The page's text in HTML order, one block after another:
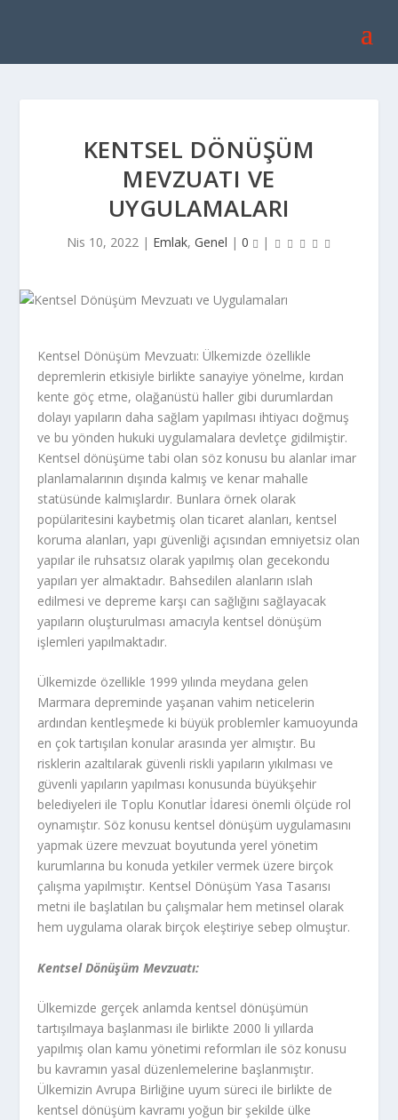
KENTSEL DÖNÜŞÜM
MEVZUATI VE
UYGULAMALARI
Nis 10, 2022 | Emlak, Genel | 0 |
Kentsel Dönüşüm Mevzuatı: Ülkemizde özellikle
depremlerin etkisiyle birlikte sanayiye yönelme, kırdan
kente göç etme, olağanüstü haller gibi durumlardan
dolayı yapıların daha sağlam yapılması ihtiyacı doğmuş
ve bu yönden hukuki uygulamalara devletçe gidilmiştir.
Kentsel dönüşüme tabi olan söz konusu bu alanlar imar
planlamalarının dışında kalmış ve kenar mahalle
statüsünde kalmışlardır. Bunlara örnek olarak
popülaritesini kaybetmiş olan ticaret alanları, kentsel
koruma alanları, yapı güvenliği açısından emniyetsiz olan
yapılar ile ruhsatsız olarak yapılmış olan gecekondu
yapıları yer almaktadır. Bahsedilen alanların ıslah
edilmesi ve depreme karşı can sağlığını sağlayacak
yapıların oluşturulması amacıyla kentsel dönüşüm
işlemleri yapılmaktadır.
Ülkemizde özellikle 1999 yılında meydana gelen
Marmara depreminde yaşanan vahim neticelerin
ardından kentleşmede ki büyük problemler kamuoyunda
en çok tartışılan konular arasında yer almıştır. Bu
risklerin azaltılarak güvenli riskli yapıların yıkılması ve
güvenli yapıların yapılması konusunda büyükşehir
belediyeleri ile Toplu Konutlar İdaresi önemli ölçüde rol
oynamıştır. Söz konusu kentsel dönüşüm uygulamasını
yapmak üzere mevzuat boyutunda yerel yönetim
kurumlarına bu konuda yetkiler vermek üzere birçok
çalışma yapılmıştır. Kentsel Dönüşüm Yasa Tasarısı
metni ile başlatılan bu çalışmalar hem metinsel olarak
hem uygulama olarak birçok eleştiriye sebep olmuştur.
Kentsel Dönüşüm Mevzuatı:
Ülkemizde gerçek anlamda kentsel dönüşümün
tartışılmaya başlanması ile birlikte 2000 li yıllarda
yapılmış olan kamu yönetimi reformları ile söz konusu
bu kavramın yasal düzenlemelerine başlanmıştır.
Ülkemizin Avrupa Birliğine uyum süreci ile birlikte de
kentsel dönüşüm kavramı yoğun bir şekilde ülke